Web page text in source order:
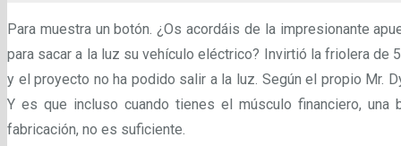
Para muestra un botón. ¿Os acordáis de la impresionante
para sacar a la luz su vehículo eléctrico? Invirtió la friolera
y el proyecto no ha podido salir a la luz. Según el propio Mr.
Y es que incluso cuando tienes el músculo financiero,
fabricación, no es suficiente.